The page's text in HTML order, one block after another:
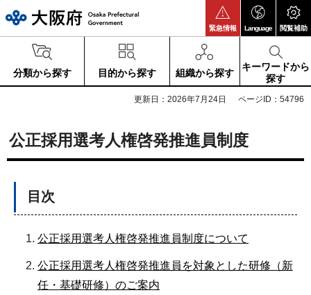
緊急情報 Language 閲覧補助
分類から探す 目的から探す 組織から探す
キーワードから
探す
更新日：2026年7月24日 ページID：54796
公正採用選考人権啓発推進員制度
目次
公正採用選考人権啓発推進員制度について
公正採用選考人権啓発推進員を対象とした研修（新
任・基礎研修）のご案内